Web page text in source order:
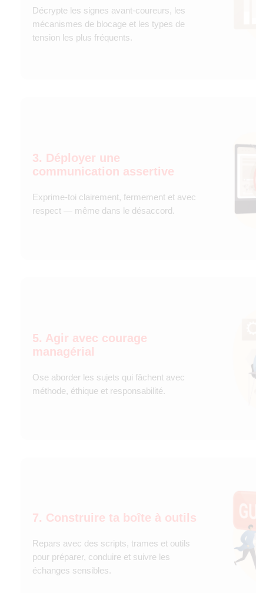
Décrypte les signes avant-coureurs, les
mécanismes de blocage et les types de
tension les plus fréquents.
3. Déployer une
communication assertive
Exprime-toi clairement, fermement et avec
respect — même dans le désaccord.
5. Agir avec courage
managérial
Ose aborder les sujets qui fâchent avec
méthode, éthique et responsabilité.
7. Construire ta boîte à outils
Repars avec des scripts, trames et outils
pour préparer, conduire et suivre les
échanges sensibles.